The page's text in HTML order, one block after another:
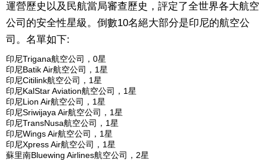
運營歷史以及民航當局審查歷史，評定了全世界各大航空
公司的安全性星級。倒數10名絕大部分是印尼的航空公
司。名單如下:
印尼Trigana航空公司，0星
印尼Batik Air航空公司，1星
印尼Citilink航空公司，1星
印尼KalStar Aviation航空公司，1星
印尼Lion Air航空公司，1星
印尼Sriwijaya Air航空公司，1星
印尼TransNusa航空公司，1星
印尼Wings Air航空公司，1星
印尼Xpress Air航空公司，1星
蘇里南Bluewing Airlines航空公司，2星